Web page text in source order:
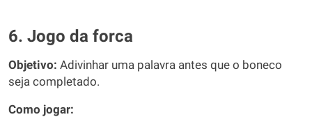
6. Jogo da forca
Objetivo: Adivinhar uma palavra antes que o boneco
seja completado.
Como jogar: